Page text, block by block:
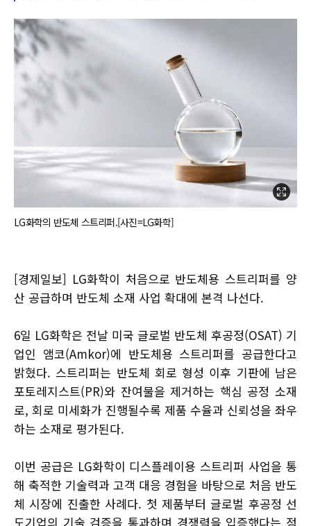
LG화학의 반도체 스트리퍼.[사진=LG화학]
[경제일보] LG화학이 처음으로 반도체용 스트리퍼를 양
산 공급하며 반도체 소재 사업 확대에 본격 나선다.
6일 LG화학은 전날 미국 글로벌 반도체 후공정(OSAT) 기
업인 앰코(Amkor)에 반도체용 스트리퍼를 공급한다고
밝혔다. 스트리퍼는 반도체 회로 형성 이후 기판에 남은
포토레지스트(PR)와 잔여물을 제거하는 핵심 공정 소재
로, 회로 미세화가 진행될수록 제품 수율과 신뢰성을 좌우
하는 소재로 평가된다.
이번 공급은 LG화학이 디스플레이용 스트리퍼 사업을 통
해 축적한 기술력과 고객 대응 경험을 바탕으로 처음 반도
체 시장에 진출한 사례다. 첫 제품부터 글로벌 후공정 선
도기업의 기술 검증을 통과하며 경쟁력을 입증했다는 점